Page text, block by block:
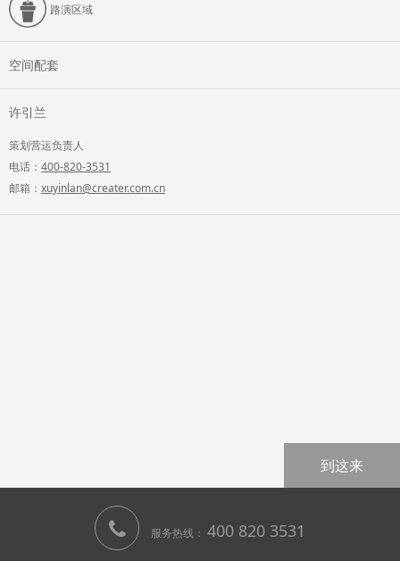
路演区域
空间配套
许引兰
策划营运负责人
电话： 400-820-3531
邮箱： xuyinlan@creater.com.cn
到这来
服务热线： 400 820 3531